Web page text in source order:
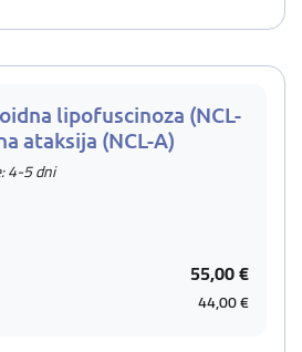
lipofuscinoza (NCL-
ataksija (NCL-A)
4-5 dni
55,00 €
44,00 €